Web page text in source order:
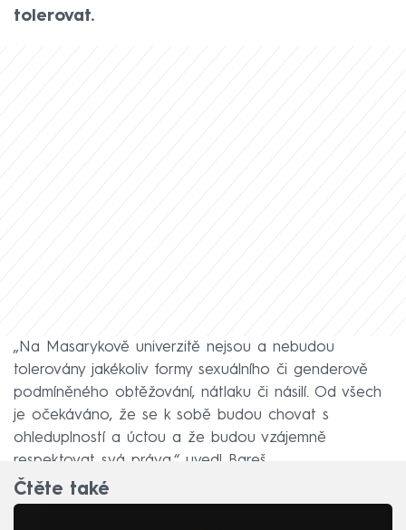
tolerovat.
„Na Masarykově univerzitě nejsou a nebudou
tolerovány jakékoliv formy sexuálního či genderově
podmíněného obtěžování, nátlaku či násilí. Od všech
je očekáváno, že se k sobě budou chovat s
ohleduplností a úctou a že budou vzájemně
respektovat svá práva,“ uvedl Bareš.
Čtěte také